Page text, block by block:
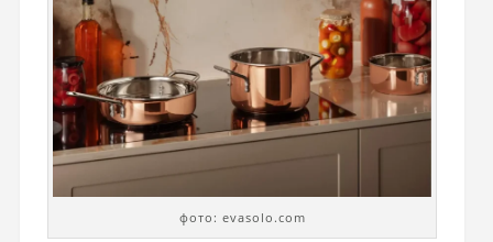
фото: evasolo.com